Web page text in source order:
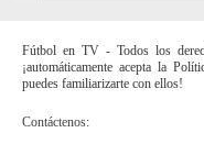
Fútbol en TV - Todos los
¡automáticamente acepta la
puedes familiarizarte con ellos!
Contáctenos: